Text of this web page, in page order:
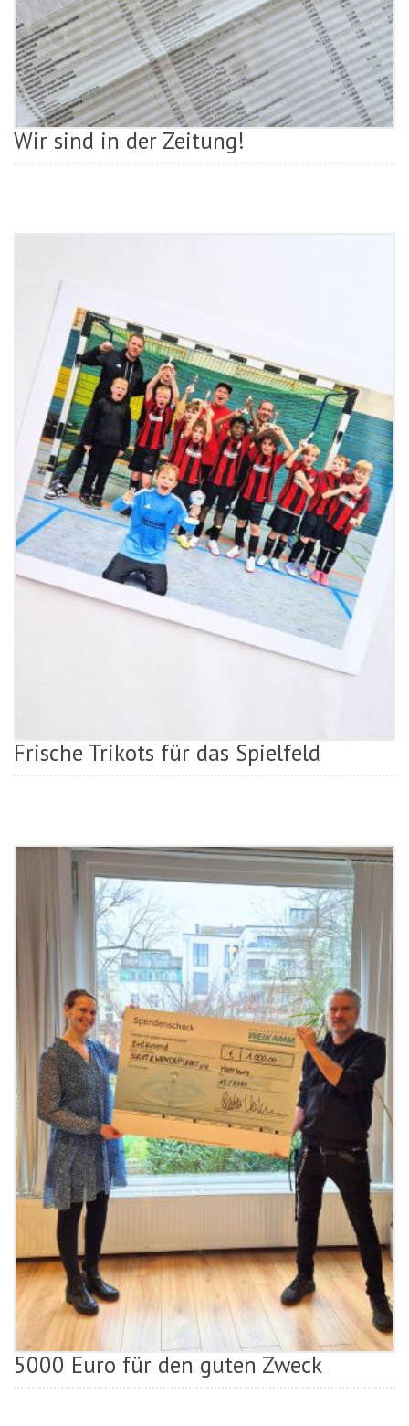
Wir sind in der Zeitung!
Frische Trikots für das Spielfeld
5000 Euro für den guten Zweck